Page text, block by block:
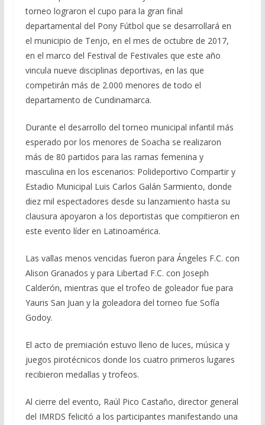
torneo lograron el cupo para la gran final
departamental del Pony Fútbol que se desarrollará en
el municipio de Tenjo, en el mes de octubre de 2017,
en el marco del Festival de Festivales que este año
vincula nueve disciplinas deportivas, en las que
competirán más de 2.000 menores de todo el
departamento de Cundinamarca.
Durante el desarrollo del torneo municipal infantil más
esperado por los menores de Soacha se realizaron
más de 80 partidos para las ramas femenina y
masculina en los escenarios: Polideportivo Compartir y
Estadio Municipal Luis Carlos Galán Sarmiento, donde
diez mil espectadores desde su lanzamiento hasta su
clausura apoyaron a los deportistas que compitieron en
este evento líder en Latinoamérica.
Las vallas menos vencidas fueron para Ángeles F.C. con
Alison Granados y para Libertad F.C. con Joseph
Calderón, mientras que el trofeo de goleador fue para
Yauris San Juan y la goleadora del torneo fue Sofía
Godoy.
El acto de premiación estuvo lleno de luces, música y
juegos pirotécnicos donde los cuatro primeros lugares
recibieron medallas y trofeos.
Al cierre del evento, Raúl Pico Castaño, director general
del IMRDS felicitó a los participantes manifestando una